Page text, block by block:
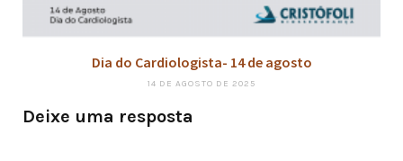
Dia do Cardiologista- 14 de agosto
14 DE AGOSTO DE 2025
Deixe uma resposta